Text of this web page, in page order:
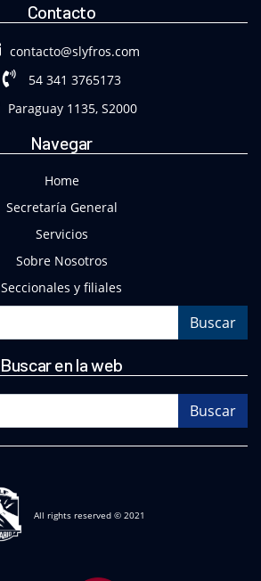
Contacto
contacto@slyfros.com
54 341 3765173
Paraguay 1135, S2000
Navegar
Home
Secretaría General
Servicios
Sobre Nosotros
Seccionales y filiales
Buscar en la web
All rights reserved © 2021